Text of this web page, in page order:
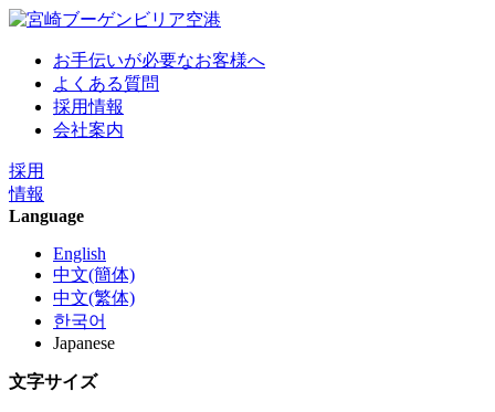
お手伝いが必要なお客様へ
よくある質問
採用情報
会社案内
採用
情報
Language
English
中文(簡体)
中文(繁体)
한국어
Japanese
文字サイズ